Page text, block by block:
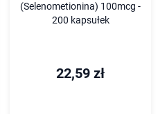
(Selenometionina) 100mcg -
200 kapsułek
22,59 zł